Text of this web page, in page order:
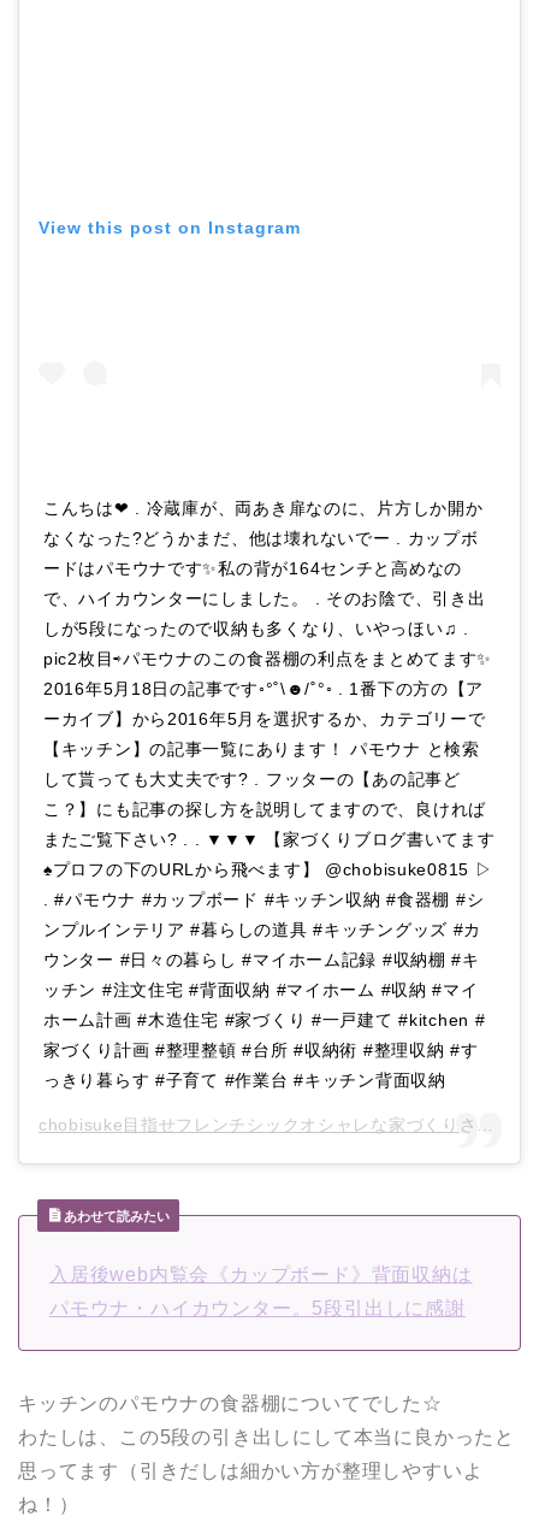
View this post on Instagram
こんちは❤︎ . 冷蔵庫が、両あき扉なのに、片方しか開か
なくなった?どうかまだ、他は壊れないでー . カップボ
ードはパモウナです✨私の背が164センチと高めなの
で、ハイカウンターにしました。 . そのお陰で、引き出
しが5段になったので収納も多くなり、いやっほい♫ .
pic2枚目⇨パモウナのこの食器棚の利点をまとめてます✨
2016年5月18日の記事です◦°˚\☻/˚°◦ . 1番下の方の【ア
ーカイブ】から2016年5月を選択するか、カテゴリーで
【キッチン】の記事一覧にあります！ パモウナ と検索
して貰っても大丈夫です? . フッターの【あの記事ど
こ？】にも記事の探し方を説明してますので、良ければ
またご覧下さい? . . ▼▼▼ 【家づくりブログ書いてます
♠︎プロフの下のURLから飛べます】 @chobisuke0815 ▷
. #パモウナ #カップボード #キッチン収納 #食器棚 #シ
ンプルインテリア #暮らしの道具 #キッチングッズ #カ
ウンター #日々の暮らし #マイホーム記録 #収納棚 #キ
ッチン #注文住宅 #背面収納 #マイホーム #収納 #マイ
ホーム計画 #木造住宅 #家づくり #一戸建て #kitchen #
家づくり計画 #整理整頓 #台所 #収納術 #整理収納 #す
っきり暮らす #子育て #作業台 #キッチン背面収納
chobisuke目指せフレンチシックオシャレな家づくり さん(@chobisuke0815)がシェアした投稿 –
あわせて読みたい
入居後web内覧会《カップボード》背面収納は
パモウナ・ハイカウンター。5段引出しに感謝
キッチンのパモウナの食器棚についてでした☆
わたしは、この5段の引き出しにして本当に良かったと
思ってます（引きだしは細かい方が整理しやすいよ
ね！）